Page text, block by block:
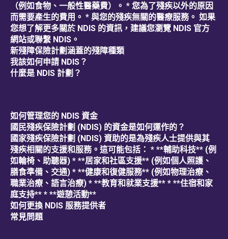
（例如食物、一般性醫藥費）。 * 您為了殘疾以外的原因
而需要產生的費用。 * 與您的殘疾無關的醫療服務。 如果
您想了解更多關於 NDIS 的資訊，建議您瀏覽 NDIS 官方
網站或聯繫 NDIS。
新殘障保險計劃涵蓋的殘障種類
我該如何申請 NDIS？
什麼是 NDIS 計劃？
如何管理您的 NDIS 資金
國民殘疾保險計劃 (NDIS) 的資金是如何運作的？
國家殘疾保險計劃 (NDIS) 資助的是為殘疾人士提供與其
殘疾相關的支援和服務。這可能包括： * **輔助科技** (例
如輪椅、助聽器) * **居家和社區支援** (例如個人照護、
膳食準備、交通) * **健康和復健服務** (例如物理治療、
職業治療、語言治療) * **教育和就業支援** * **住宿和家
庭支持** * **遊憩活動**
如何更換 NDIS 服務提供者
常見問題